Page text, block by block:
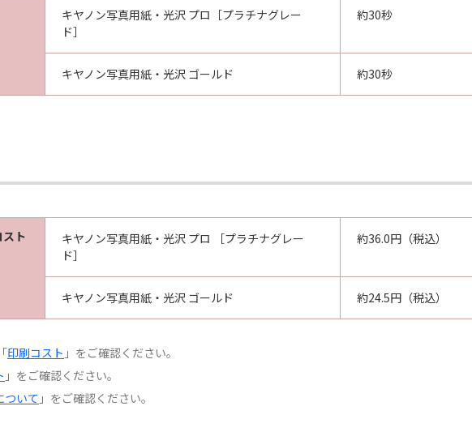
キヤノン写真用紙・光沢 プロ［プラチナグレー
ド］
約30秒
キヤノン写真用紙・光沢 ゴールド 約30秒
ト
キヤノン写真用紙・光沢 プロ ［プラチナグレー
ド］
約36.0円（税込）
キヤノン写真用紙・光沢 ゴールド 約24.5円（税込）
印刷コスト 」をご確認ください。
」をご確認ください。
ついて 」をご確認ください。